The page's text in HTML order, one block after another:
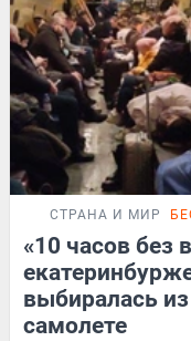
СТРАНА И МИР
«10 часов без
выбиралась
самолете